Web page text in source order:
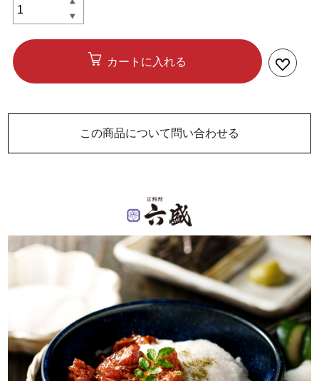
カートに入れる
この商品について問い合わせる